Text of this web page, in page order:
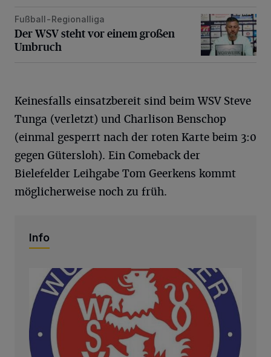
Der WSV steht vor einem großen Umbruch
Fußball-Regionalliga
Der WSV steht vor einem großen
Umbruch
Keinesfalls einsatzbereit sind beim WSV Steve
Tunga (verletzt) und Charlison Benschop
(einmal gesperrt nach der roten Karte beim 3:0
gegen Gütersloh). Ein Comeback der
Bielefelder Leihgabe Tom Geerkens kommt
möglicherweise noch zu früh.
Info